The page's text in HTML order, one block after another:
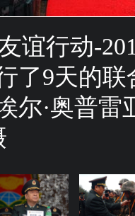
谊行动-
了9天的
尔·奥普